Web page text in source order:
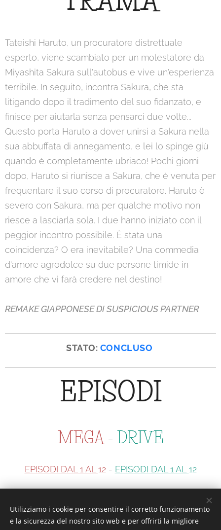
Tateishi Haruto, un procuratore distrettuale
esperto, viene scambiato per un molestatore da
Miyashita Sakura sull'autobus e vive un'esperienza
terribile. In seguito, incontra Sakura, che sta
litigando dopo il tradimento del suo fidanzato, e
finisce per aiutarla senza pensarci due volte...
Questo porta Haruto a dover unirsi a Sakura nella
sua abbuffata di annegamento, e lei lo spinge giù
quando è completamente ubriaco! Pochi giorni
dopo, Haruto si riunisce a Sakura, che è venuta per
frequentare il suo corso di procuratore. Haruto è
severo con Sakura, ma per qualche motivo non
riesce a lasciarla sola. I due hanno iniziato con il
peggior incontro possibile. È stata una
coincidenza? O era inevitabile? Una commedia
d'amore agrodolce su due persone timide in
amore che vi farà credere nel destino!
REMAKE GIAPPONESE DI SUSPICIOUS PARTNER
STATO: CONCLUSO
EPISODI
MEGA - DRIVE
EPISODI DAL 1 AL12 - EPISODI DAL 1 AL12
Interesting or Not?
Utilizziamo i cookie per consentire il corretto funzionamento
e la sicurezza del nostro sito web e per offrirti la migliore